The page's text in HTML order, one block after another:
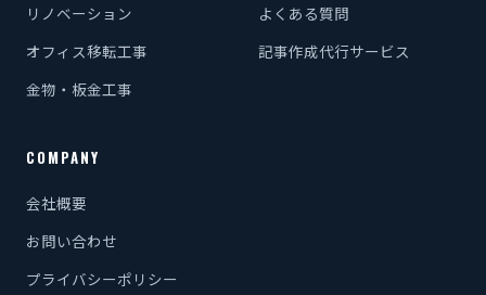
リノベーション
オフィス移転工事
金物・板金工事
よくある質問
記事作成代行サービス
COMPANY
会社概要
お問い合わせ
プライバシーポリシー